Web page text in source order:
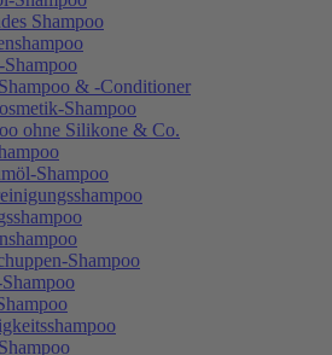
Shampoo
Shampoo
& -Conditioner
Shampoo
ohne Silikone & Co.
Shampoo
Shampoo